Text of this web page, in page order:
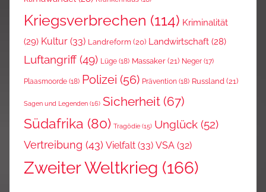
Kriegsverbrechen (114) Kriminalität
(29) Kultur (33) Landreform (20) Landwirtschaft (28)
Luftangriff (49) Lüge (18) Massaker (21) Neger (17)
Plaasmoorde (18) Polizei (56) Prävention (18) Russland (21)
Sagen und Legenden (16) Sicherheit (67)
Südafrika (80) Tragödie (15) Unglück (52)
Vertreibung (43) Vielfalt (33) VSA (32)
Zweiter Weltkrieg (166)